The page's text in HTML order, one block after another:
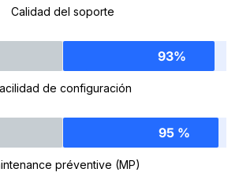
Calidad del soporte
93%
de configuración
95 %
préventive (MP)